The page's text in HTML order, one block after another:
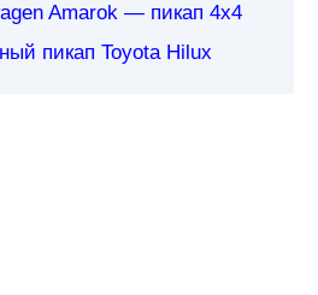
Amarok — пикап 4х4
пикап Toyota Hilux